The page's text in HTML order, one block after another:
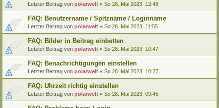
Letzter Beitrag von polarwelt « So 28. Mai 2023, 12:48
FAQ: Benutzername / Spitzname / Loginname
Letzter Beitrag von polarwelt « So 28. Mai 2023, 11:55
FAQ: Bilder in Beitrag einbetten
Letzter Beitrag von polarwelt « So 28. Mai 2023, 10:47
FAQ: Benachrichtigungen einstellen
Letzter Beitrag von polarwelt « So 28. Mai 2023, 10:27
FAQ: Uhrzeit richtig einstellen
Letzter Beitrag von polarwelt « So 28. Mai 2023, 09:45